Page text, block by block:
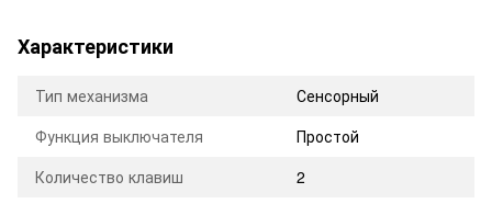
Характеристики
Тип механизма
Сенсорный
Функция выключателя
Простой
Количество клавиш
2